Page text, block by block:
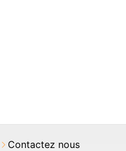
Contactez nous